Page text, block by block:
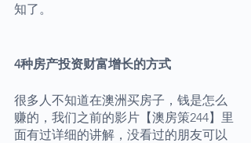
知了。
4种房产投资财富增长的方式
很多人不知道在澳洲买房子，钱是怎么
赚的，我们之前的影片【澳房策244】里
面有过详细的讲解，没看过的朋友可以